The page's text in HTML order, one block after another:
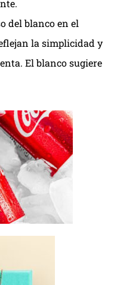
del blanco en el
la simplicidad y
El blanco sugiere